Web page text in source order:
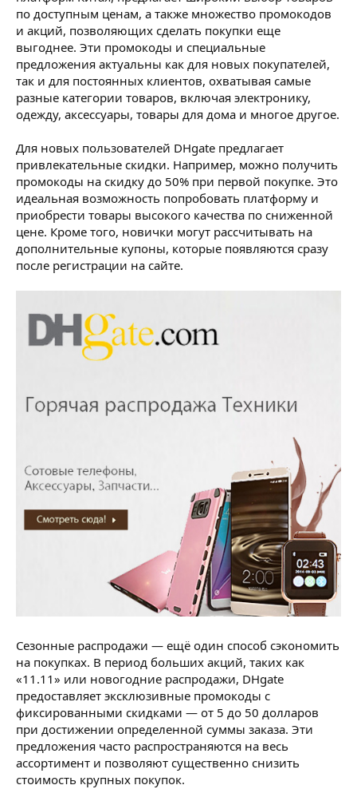
по доступным ценам, а также множество промокодов
и акций, позволяющих сделать покупки еще
выгоднее. Эти промокоды и специальные
предложения актуальны как для новых покупателей,
так и для постоянных клиентов, охватывая самые
разные категории товаров, включая электронику,
одежду, аксессуары, товары для дома и многое другое.
Для новых пользователей DHgate предлагает
привлекательные скидки. Например, можно получить
промокоды на скидку до 50% при первой покупке. Это
идеальная возможность попробовать платформу и
приобрести товары высокого качества по сниженной
цене. Кроме того, новички могут рассчитывать на
дополнительные купоны, которые появляются сразу
после регистрации на сайте.
Сезонные распродажи — ещё один способ сэкономить
на покупках. В период больших акций, таких как
«11.11» или новогодние распродажи, DHgate
предоставляет эксклюзивные промокоды с
фиксированными скидками — от 5 до 50 долларов
при достижении определенной суммы заказа. Эти
предложения часто распространяются на весь
ассортимент и позволяют существенно снизить
стоимость крупных покупок.